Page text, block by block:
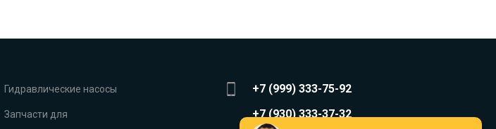
Гидравлические насосы
Запчасти для
+7 (999) 333-75-92
+7 (930) 333-37-32